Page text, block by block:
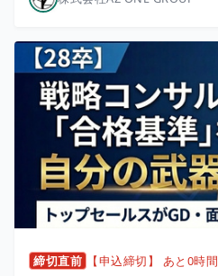
締切直前 【申込締切】 あと0時間